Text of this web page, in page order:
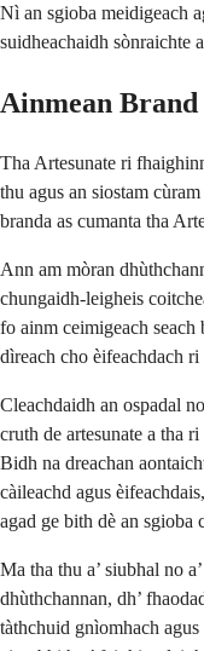
Nì an sgioba meidigeach
suidheachaidh sònraichte
Ainmean Brand
Tha Artesunate ri
thu agus an siostam
branda as cumanta tha
Ann am mòran
chungaidh-leigheis
fo ainm ceimigeach seach
dìreach cho èifeachdach
Cleachdaidh an ospadal
cruth de artesunate a tha
Bidh na dreachan
càileachd agus
agad ge bith dè an sgioba
Ma tha thu a’ siubhal no
dhùthchannan, dh’
tàthchuid gnìomhach agus